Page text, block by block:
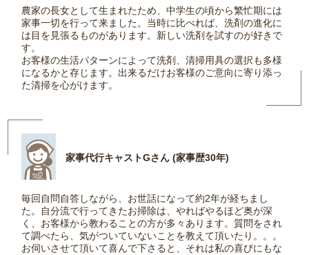
農家の長女として生まれたため、中学生の頃から繁忙期には
家事一切を行って来ました。当時に比べれば、洗剤の進化に
は目を見張るものがあります。新しい洗剤を試すのが好きで
す。
お客様の生活パターンによって洗剤、清掃用具の選択も多様
になるかと存じます。出来るだけお客様のご意向に寄り添っ
た清掃を心がけます。
家事代行キャストGさん (家事歴30年)
毎回自問自答しながら、お世話になって約2年が経ちまし
た。自分流で行ってきたお掃除は、やればやるほど奥が深
く、お客様から教わることの方が多々あります。質問をされ
て調べたら、気がついていないことを教えて頂いたり。。。
お伺いさせて頂いて喜んで下さると、それは私の喜びにもな